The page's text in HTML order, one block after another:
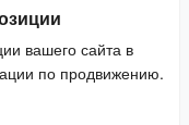
вашего сайта в
по продвижению.